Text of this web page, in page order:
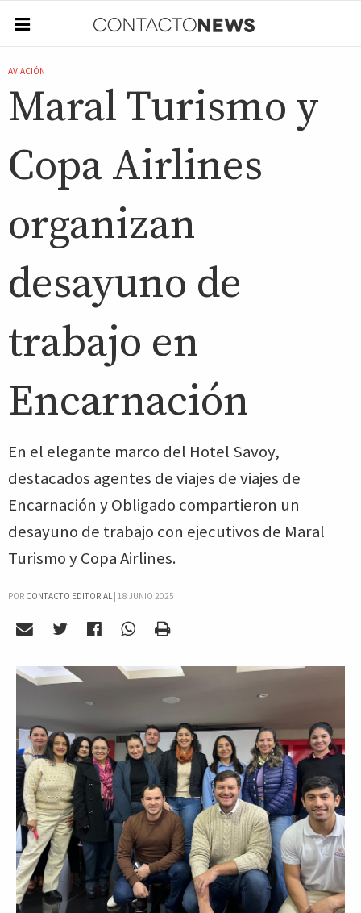
AVIACIÓN
Maral Turismo y
Copa Airlines
organizan
desayuno de
trabajo en
Encarnación
En el elegante marco del Hotel Savoy,
destacados agentes de viajes de viajes de
Encarnación y Obligado compartieron un
desayuno de trabajo con ejecutivos de Maral
Turismo y Copa Airlines.
POR CONTACTO EDITORIAL| 18 JUNIO 2025